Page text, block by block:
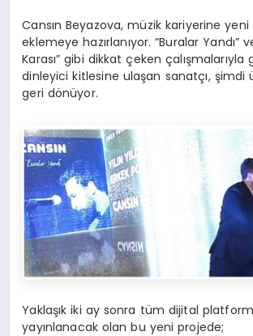
Cansın Beyazova, müzik kariyerine
eklemeye hazırlanıyor. “Buralar Yandı”
Karası” gibi dikkat çeken çalışmalarıyla
dinleyici kitlesine ulaşan sanatçı, şimdi
geri dönüyor.
Yaklaşık iki ay sonra tüm dijital
yayınlanacak olan bu yeni projede;